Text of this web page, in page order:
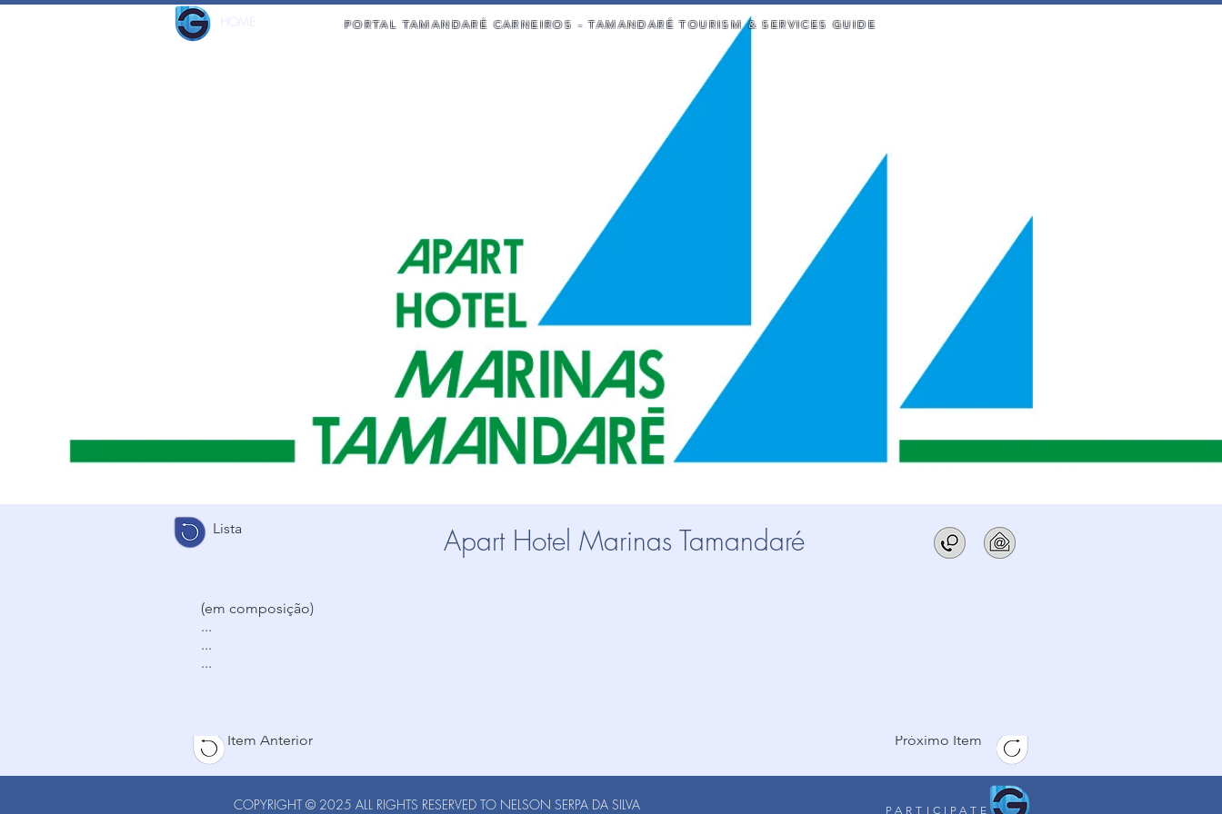
PORTAL TAMANDARÉ CARNEIROS - TAMANDARÉ TOURISM & SERVICES GUIDE
Item Anterior Próximo Item
Lista Apart Hotel Marinas Tamandaré
(em composição)
...
...
...
COPYRIGHT © 2025 ALL RIGHTS RESERVED TO NELSON SERPA DA SILVA PARTICIPATE